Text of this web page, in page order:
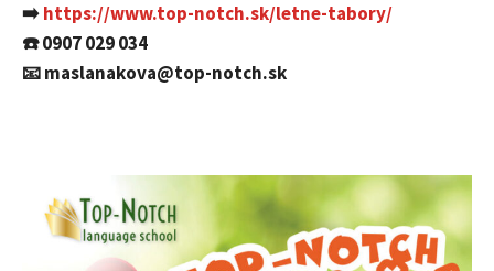
➡️https://www.top-notch.sk/letne-tabory/
☎️ 0907 029 034
📧 maslanakova@top-notch.sk